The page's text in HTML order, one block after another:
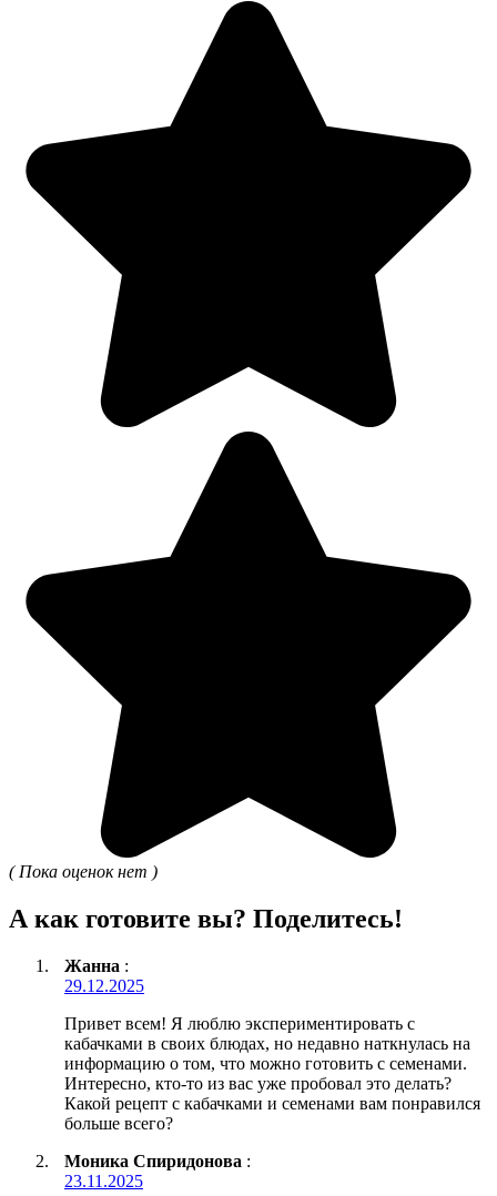
( Пока оценок нет )
А как готовите вы? Поделитесь!
Жанна :
29.12.2025
Привет всем! Я люблю экспериментировать с
кабачками в своих блюдах, но недавно наткнулась на
информацию о том, что можно готовить с семенами.
Интересно, кто-то из вас уже пробовал это делать?
Какой рецепт с кабачками и семенами вам понравился
больше всего?
Моника Спиридонова :
23.11.2025